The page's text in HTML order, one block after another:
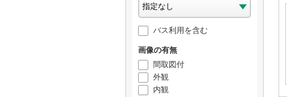
バス利用を含む
画像の有無
間取図付
外観
内観